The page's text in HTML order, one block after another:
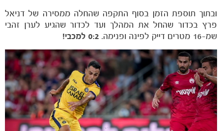
ובתוך תוספת הזמן בסוף התקפה שהחלה ממסירה של דניאל
פרץ בכדור שהחל את המהלך ועד לכדור שהגיע לערן זהבי
שמ-16 מטרים דייק לפינה ופנימה.
0:2 למכבי!